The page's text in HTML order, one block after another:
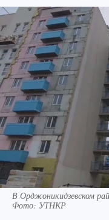
В Орджоникидзевском
Фото: УТНКР